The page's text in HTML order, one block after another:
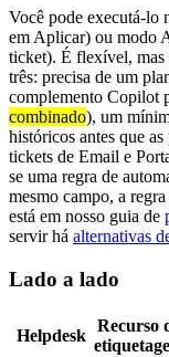
Você pode executá-lo
em Aplicar) ou modo
ticket). É flexível, mas
três: precisa de um
complemento Copilot
combinado), um
históricos antes que
tickets de Email e
se uma regra de
mesmo campo, a
está em nosso guia de
servir há alternativas
Lado a lado
Helpdesk
Recurso